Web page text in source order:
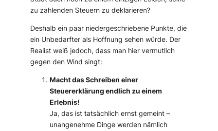
zu zahlenden Steuern zu deklarieren?
Deshalb ein paar niedergeschriebene Punkte, die
ein Unbedarfter als Hoffnung sehen würde. Der
Realist weiß jedoch, dass man hier vermutlich
gegen den Wind singt:
Macht das Schreiben einer
Steuererklärung endlich zu einem
Erlebnis!
Ja, das ist tatsächlich ernst gemeint –
unangenehme Dinge werden nämlich